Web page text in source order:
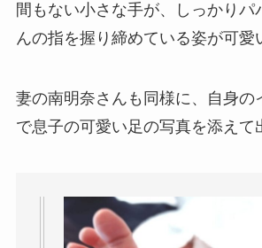
間もない小さな手が、しっかりパ
んの指を握り締めている姿が可愛
妻の南明奈さんも同様に、自身の
で息子の可愛い足の写真を添えて